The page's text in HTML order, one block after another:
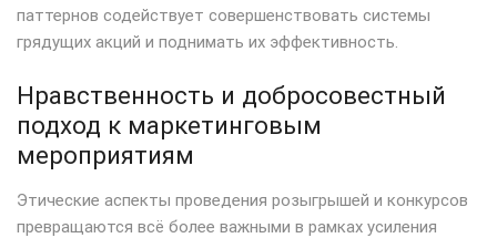
паттернов содействует совершенствовать системы
грядущих акций и поднимать их эффективность.
Нравственность и добросовестный
подход к маркетинговым
мероприятиям
Этические аспекты проведения розыгрышей и конкурсов
превращаются всё более важными в рамках усиления